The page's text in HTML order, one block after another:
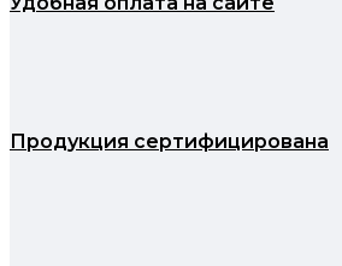
Продукция сертифицирована